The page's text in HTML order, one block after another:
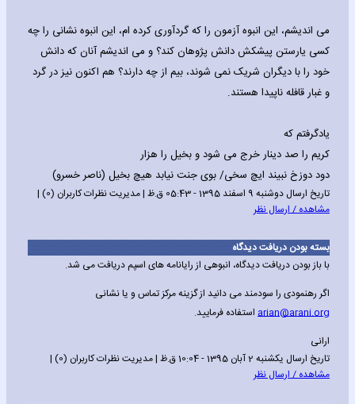
می اندیشم، این انبوه آزمون را که گردآوری کرده ام، این انبوه نشانی را چه
کسی یارستن پیشکش دانش پژوهان کند؟ و می اندیشم آنان که دانش
خود را با دیگران شریک نمی شوند، بیم از چه دارند؟ هم اکنون نیز در گرد
و غبار قافله ناپیدا هستند.
یادگرفتم که
کریم را صد دینار خرج می شود و بخیل را هزار
دود دوزخ نبیند ایچ سخی/ بوی جنت نیابد هیچ بخیل (ناصر خسرو)
تاریخ ارسال دوشنبه 9 اسفند 1395 - 05:43 ق.ظ | مدیریت نظرات کاربران (0) |
مشاهده / ارسال نظر
بسته بودن دریافت دیدگاه
با باز بودن دریافت دیدگاه، انبوهی از رایانامه های اسپم دریافت می شد.
اگر رهنمودی را سودمند می دانید از گزینه مرکز تماس و یا نشانی
arian@arani.org استفاده فرمایید.
ارانی
تاریخ ارسال یکشنبه 2 آبان 1395 - 10:04 ق.ظ | مدیریت نظرات کاربران (0) |
مشاهده / ارسال نظر